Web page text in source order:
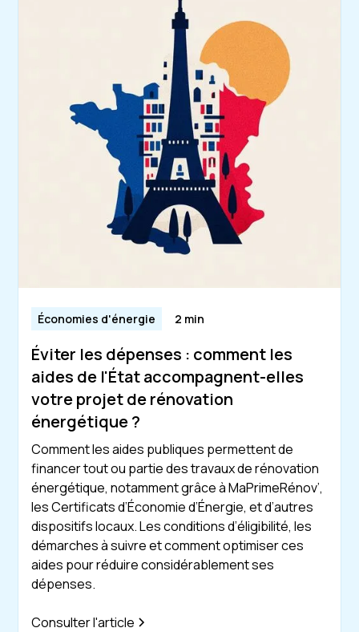
Économies d'énergie 2 min
Éviter les dépenses : comment les
aides de l'État accompagnent-elles
votre projet de rénovation
énergétique ?
Comment les aides publiques permettent de
financer tout ou partie des travaux de rénovation
énergétique, notamment grâce à MaPrimeRénov’,
les Certificats d’Économie d’Énergie, et d’autres
dispositifs locaux. Les conditions d’éligibilité, les
démarches à suivre et comment optimiser ces
aides pour réduire considérablement ses
dépenses.
Consulter l'article